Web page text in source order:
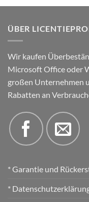
ÜBER
Wir kaufen
Microsoft Office oder
großen Unternehmen
Rabatten an
* Garantie und
*